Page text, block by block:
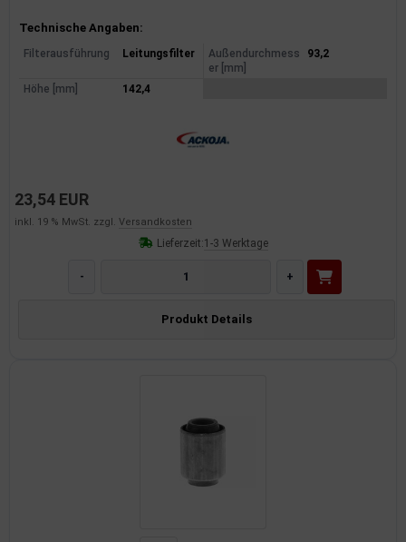
Produktinformationen
Technische Angaben:
Filterausführung Leitungsfilter
Außendurchmess
er [mm]
93,2
Höhe [mm] 142,4
23,54 EUR
inkl. 19 % MwSt. zzgl. Versandkosten
Lieferzeit:1-3 Werktage
- +
Produkt Details